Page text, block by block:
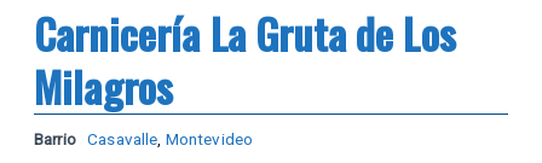
Carnicería La Gruta de Los
Milagros
Barrio Casavalle Montevideo